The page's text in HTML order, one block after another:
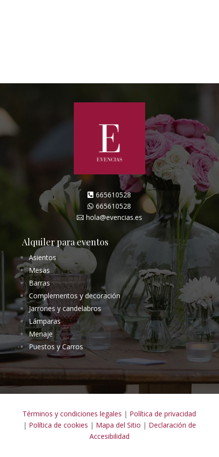
 665610528
 665610528
 hola@evencias.es
Alquiler para eventos
Asientos
Mesas
Barras
Complementos y decoración
Jarrones y candelabros
Lámparas
Menaje
Puestos y Carros
Términos y condiciones legales | Política de privacidad
| Política de cookies | Mapa del Sitio | Declaración de
Accesibilidad